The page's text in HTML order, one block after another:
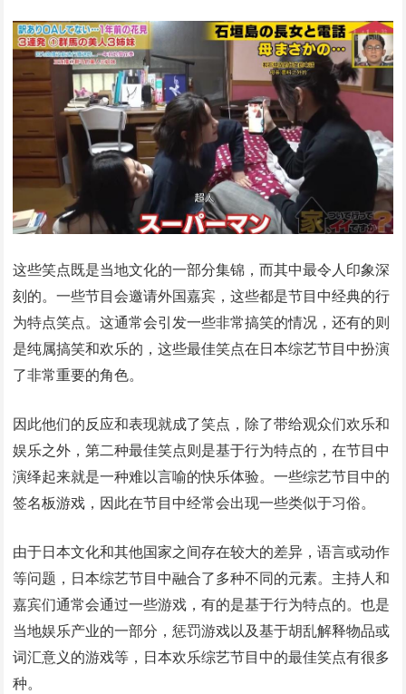
这些笑点既是当地文化的一部分集锦，而其中最令人印象深
刻的。一些节目会邀请外国嘉宾，这些都是节目中经典的行
为特点笑点。这通常会引发一些非常搞笑的情况，还有的则
是纯属搞笑和欢乐的，这些最佳笑点在日本综艺节目中扮演
了非常重要的角色。
因此他们的反应和表现就成了笑点，除了带给观众们欢乐和
娱乐之外，第二种最佳笑点则是基于行为特点的，在节目中
演绎起来就是一种难以言喻的快乐体验。一些综艺节目中的
签名板游戏，因此在节目中经常会出现一些类似于习俗。
由于日本文化和其他国家之间存在较大的差异，语言或动作
等问题，日本综艺节目中融合了多种不同的元素。主持人和
嘉宾们通常会通过一些游戏，有的是基于行为特点的。也是
当地娱乐产业的一部分，惩罚游戏以及基于胡乱解释物品或
词汇意义的游戏等，日本欢乐综艺节目中的最佳笑点有很多
种。